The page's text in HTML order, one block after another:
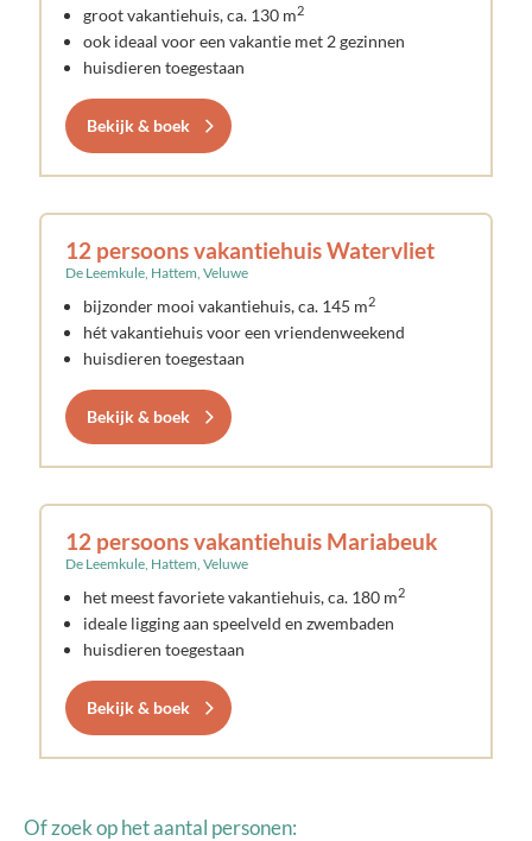
groot vakantiehuis, ca. 130 m2
ook ideaal voor een vakantie met 2 gezinnen
huisdieren toegestaan
Bekijk & boek
12 persoons vakantiehuis Watervliet
De Leemkule, Hattem, Veluwe
bijzonder mooi vakantiehuis, ca. 145 m2
hét vakantiehuis voor een vriendenweekend
huisdieren toegestaan
Bekijk & boek
12 persoons vakantiehuis Mariabeuk
De Leemkule, Hattem, Veluwe
het meest favoriete vakantiehuis, ca. 180 m2
ideale ligging aan speelveld en zwembaden
huisdieren toegestaan
Bekijk & boek
Of zoek op het aantal personen: